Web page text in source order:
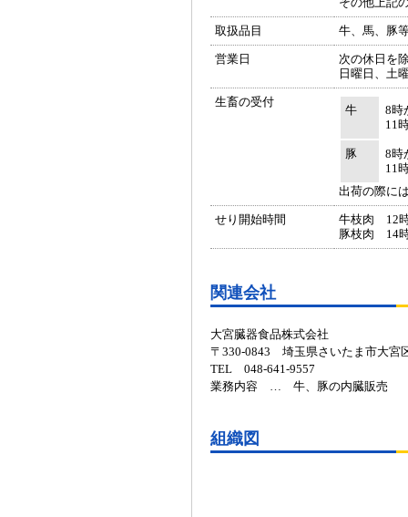
取扱品目 牛、馬、豚
営業日
次の休日を
日曜日、土
生畜の受付
牛
8時
11
豚
8時
11
出荷の際に
せり開始時間
牛枝肉 12
豚枝肉 14
関連会社
大宮臓器食品株式会社
〒330-0843 埼玉県さいたま市大宮
TEL 048-641-9557
業務内容 … 牛、豚の内臓販売
組織図